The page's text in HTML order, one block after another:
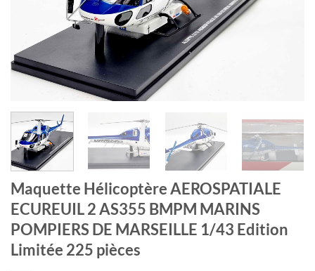
Maquette Hélicoptère AEROSPATIALE
ECUREUIL 2 AS355 BMPM MARINS
POMPIERS DE MARSEILLE 1/43 Edition
Limitée 225 pièces